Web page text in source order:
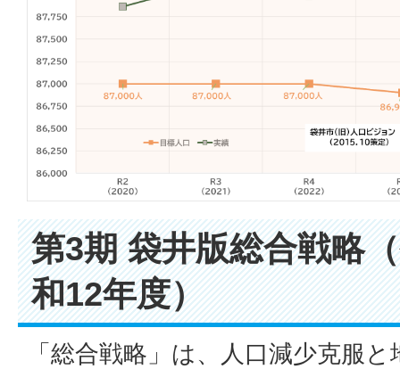
第3期 袋井版総合戦略
和12年度）
「総合戦略」は、人口減少克服